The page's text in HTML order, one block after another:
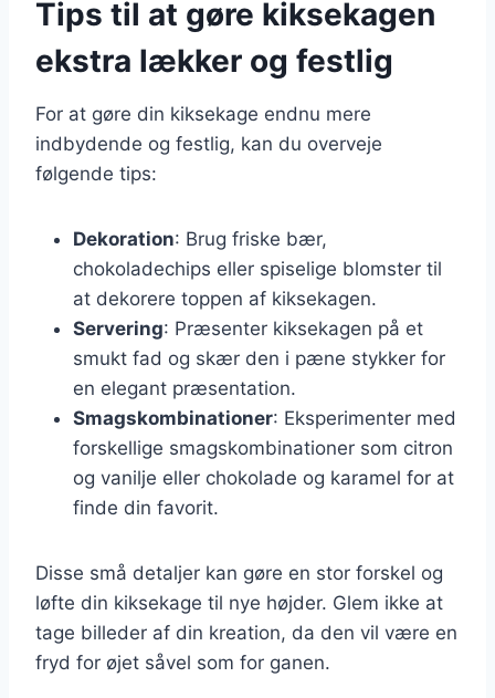
Tips til at gøre kiksekagen
ekstra lækker og festlig
For at gøre din kiksekage endnu mere
indbydende og festlig, kan du overveje
følgende tips:
Dekoration: Brug friske bær,
chokoladechips eller spiselige blomster til
at dekorere toppen af kiksekagen.
Servering: Præsenter kiksekagen på et
smukt fad og skær den i pæne stykker for
en elegant præsentation.
Smagskombinationer: Eksperimenter med
forskellige smagskombinationer som citron
og vanilje eller chokolade og karamel for at
finde din favorit.
Disse små detaljer kan gøre en stor forskel og
løfte din kiksekage til nye højder. Glem ikke at
tage billeder af din kreation, da den vil være en
fryd for øjet såvel som for ganen.